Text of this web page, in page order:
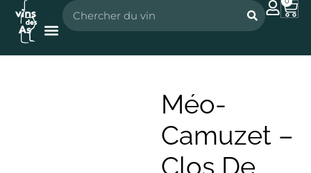
Méo-
Camuzet –
Clos De